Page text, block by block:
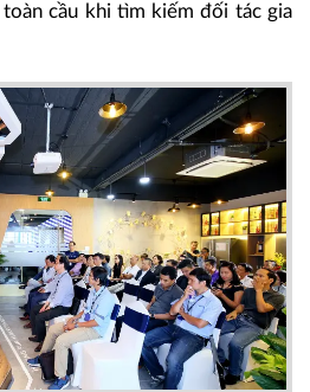
cầu khi tìm kiếm đối tác gia